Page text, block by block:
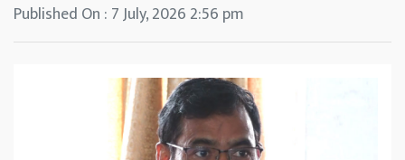
Published On : 7 July, 2026 2:56 pm